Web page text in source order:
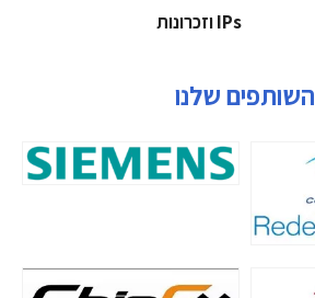
השותפים שלנו